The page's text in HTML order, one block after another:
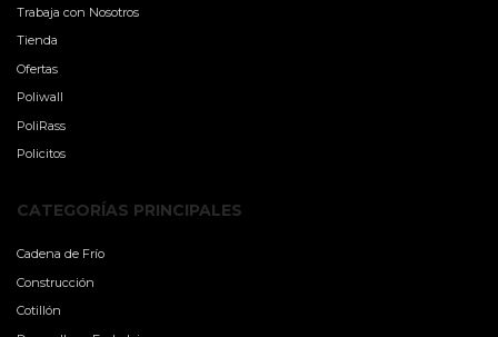
Trabaja con Nosotros
Tienda
Ofertas
Poliwall
PoliRass
Policitos
CATEGORÍAS PRINCIPALES
Cadena de Frío
Construcción
Cotillón